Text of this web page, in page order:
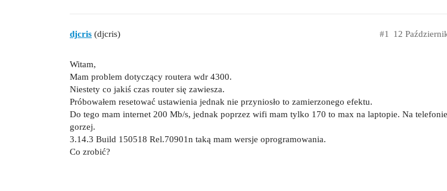
djcris (djcris) 12
#1
Witam,
Mam problem dotyczący routera wdr 4300.
Niestety co jakiś czas router się zawiesza.
Próbowałem resetować ustawienia jednak nie przyniosło to zamierzonego efektu.
Do tego mam internet 200 Mb/s, jednak poprzez wifi mam tylko 170 to max na laptopie. Na
gorzej.
3.14.3 Build 150518 Rel.70901n taką mam wersje oprogramowania.
Co zrobić?